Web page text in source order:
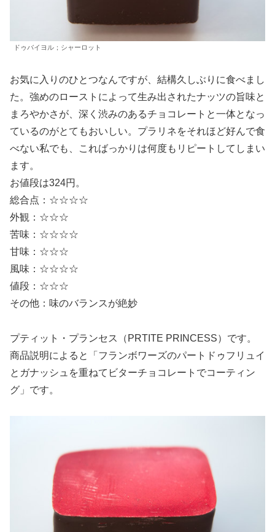
ドゥバイヨル；シャーロット
お気に入りのひとつなんですが、結構久しぶりに食べまし
た。強めのローストによって生み出されたナッツの旨味と
まろやかさが、深く渋みのあるチョコレートと一体となっ
ているのがとてもおいしい。プラリネをそれほど好んで食
べない私でも、こればっかりは何度もリピートしてしまい
ます。
お値段は324円。
総合点：☆☆☆☆
外観：☆☆☆
苦味：☆☆☆☆
甘味：☆☆☆
風味：☆☆☆☆
値段：☆☆☆
その他：味のバランスが絶妙
プティット・プランセス（PRTITE PRINCESS）です。
商品説明によると「フランボワーズのパートドゥフリュイ
とガナッシュを重ねてビターチョコレートでコーティン
グ」です。